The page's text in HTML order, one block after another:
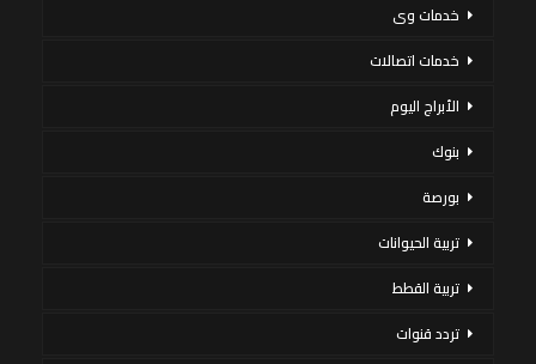
خدمات وى
خدمات اتصالات
الأبراج اليوم
بنوك
بورصة
تربية الحيوانات
تربية القطط
تردد قنوات